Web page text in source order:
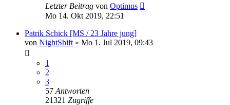
Letzter Beitrag von Optimus
Mo 14. Okt 2019, 22:51
Patrik Schick [MS / 23 Jahre jung]
von NightShift » Mo 1. Jul 2019, 09:43
1
2
3
57 Antworten
21321 Zugriffe